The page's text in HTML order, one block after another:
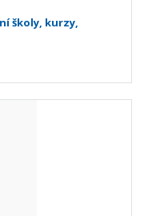
školy, kurzy,